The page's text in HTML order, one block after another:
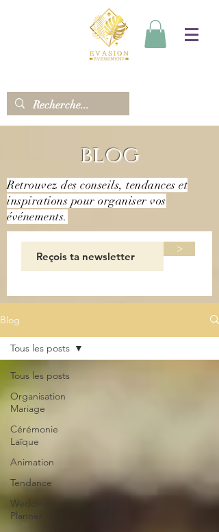
blog
Retrouvez des conseils, tendances et
inspirations pour organiser vos
événements.
>
Blog
Tous les posts
Organisation
Mariage
Cérémonie
Laïque
Animation
Tendance
Wedding
Planner
Tous les posts